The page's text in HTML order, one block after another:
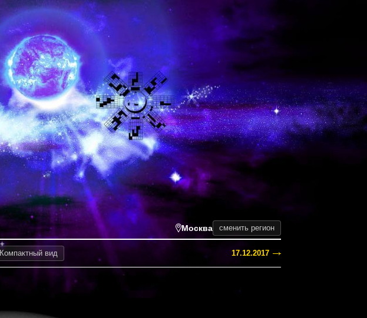
Москва сменить регион
Компактный вид 17.12.2017